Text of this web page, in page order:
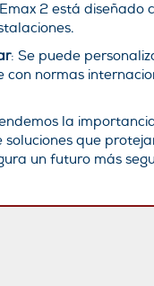
2 está
: Se puede
normas
la
que
un futuro más